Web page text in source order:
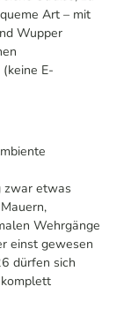
Art – mit
Wupper
E-
zwar etwas
Wehrgänge
einst gewesen
dürfen sich